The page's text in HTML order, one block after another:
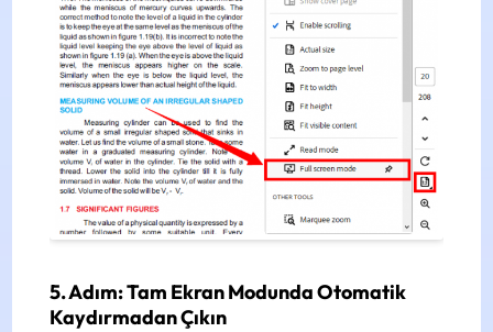
5. Adım: Tam Ekran Modunda Otomatik
Kaydırmadan Çıkın